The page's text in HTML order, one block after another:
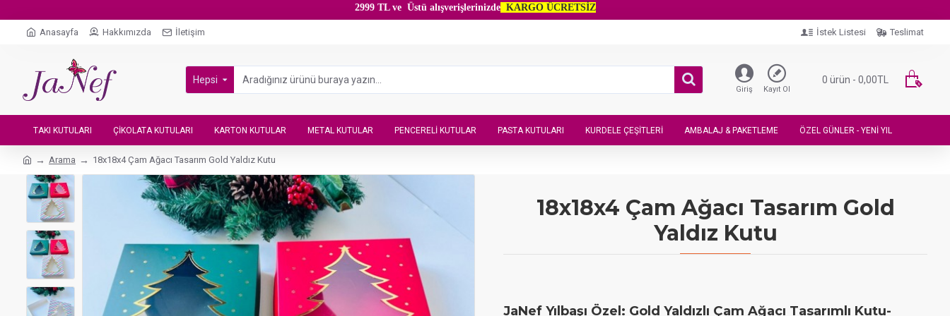
2999 TL ve Üstü alışverişlerinizdeKARGO ÜCRETSİZ
Anasayfa Hakkımızda İletişim İstek Listesi Teslimat
Hepsi
Giriş Kayıt Ol
0 ürün - 0,00TL
TAKI KUTULARI ÇIKOLATA KUTULARI KARTON KUTULAR METAL KUTULAR PENCERELI KUTULAR PASTA KUTULARI KURDELE ÇEŞITLERI AMBALAJ & PAKETLEME ÖZEL GÜNLER - YENI YIL
Arama 18x18x4 Çam Ağacı Tasarım Gold Yaldız Kutu
18x18x4 Çam Ağacı Tasarım Gold
Yaldız Kutu
JaNef Yılbaşı Özel: Gold Yaldızlı Çam Ağacı Tasarımlı Kutu-